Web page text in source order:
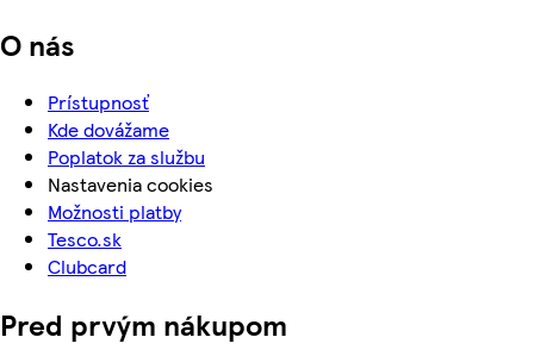
O nás
Prístupnosť
Kde dovážame
Poplatok za službu
Nastavenia cookies
Možnosti platby
Tesco.sk
Clubcard
Pred prvým nákupom